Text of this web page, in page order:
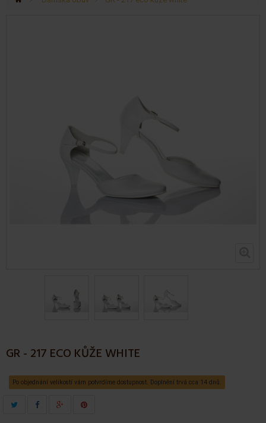
GR - 217 ECO KŮŽE WHITE
Po objednání velikostí vám potvrdíme dostupnost. Doplnění trvá cca 14 dnů.